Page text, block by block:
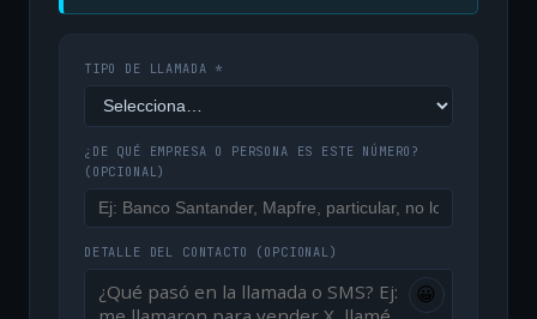
TIPO DE LLAMADA *
¿DE QUÉ EMPRESA O PERSONA ES ESTE NÚMERO?
(OPCIONAL)
DETALLE DEL CONTACTO (OPCIONAL)
😀